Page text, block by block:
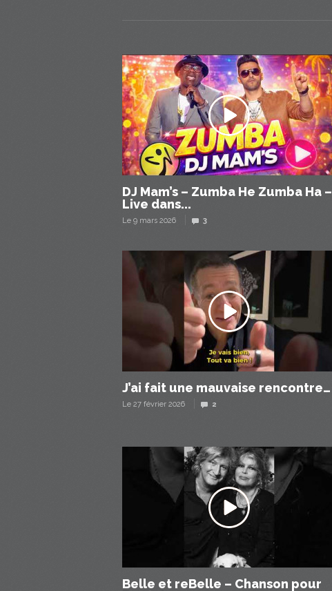
DJ Mam’s – Zumba He Zumba Ha –
Live dans...
Le 9 mars 2026 3
J’ai fait une mauvaise rencontre…
Le 27 février 2026 2
Belle et reBelle – Chanson pour